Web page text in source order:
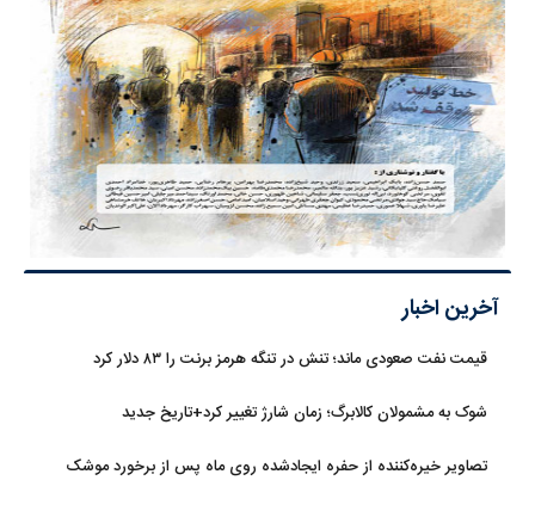
آخرین اخبار
قیمت نفت صعودی ماند؛ تنش در تنگه هرمز برنت را ۸۳ دلار کرد
شوک به مشمولان کالابرگ؛ زمان شارژ تغییر کرد+تاریخ جدید
تصاویر خیره‌کننده از حفره ایجادشده روی ماه پس از برخورد موشک